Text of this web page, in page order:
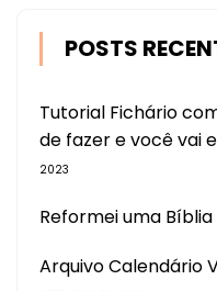
POSTS
Tutorial Fichário
de fazer e você vai
2023
Reformei uma Bíblia
Arquivo Calendário